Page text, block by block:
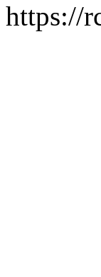
https://